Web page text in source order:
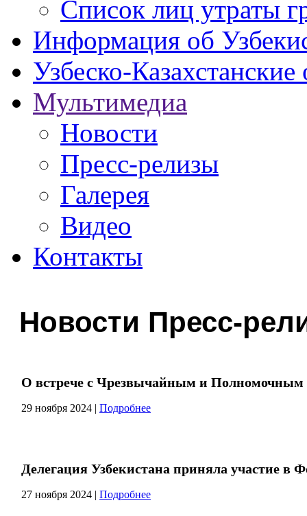
Список лиц утраты
Информация об
Узбеско-
Мультимедиа
Новости
Пресс-релизы
Галерея
Видео
Контакты
Новости Пресс-
О встрече с Чрезвычайным и Полномочным
29 ноября 2024 | Подробнее
Делегация Узбекистана приняла участие
27 ноября 2024 | Подробнее